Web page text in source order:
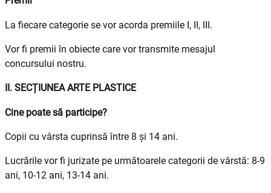
La fiecare categorie se vor acorda premiile I, II, III.
Vor fi premii în obiecte care vor transmite mesajul
concursului nostru.
II. SECȚIUNEA ARTE PLASTICE
Cine poate să participe?
Copii cu vârsta cuprinsă între 8 și 14 ani.
Lucrările vor fi jurizate pe următoarele categorii de vârstă: 8-9
ani, 10-12 ani, 13-14 ani.